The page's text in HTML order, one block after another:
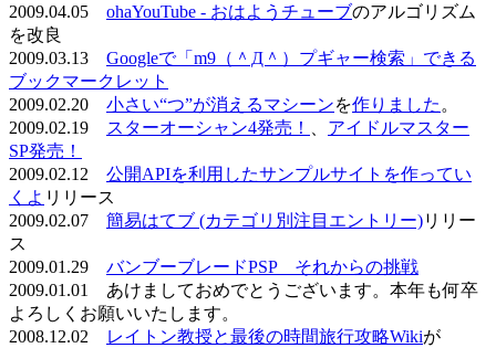
2009.04.05 ohaYouTube - おはようチューブのアルゴリズム
を改良
2009.03.13 Googleで「m9（＾Д＾）プギャー検索」できる
ブックマークレット
2009.02.20 小さい“つ”が消えるマシーンを作りました 。
2009.02.19
スターオーシャン4発売！
アイドルマスター
SP発売！
2009.02.12 公開APIを利用したサンプルサイトを作ってい
くよ リリース
2009.02.07 簡易はてブ (カテゴリ別注目エントリー)リリー
ス
2009.01.29 バンブーブレードPSP それからの挑戦
2009.01.01 あけましておめでとうございます。本年も何卒
よろしくお願いいたします。
2008.12.02
レイトン教授と最後の時間旅行攻略Wikiが